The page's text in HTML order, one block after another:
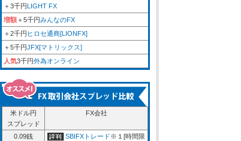
＋3千円LIGHT FX
増額＋5千円みんなのFX
＋2千円 ヒロセ通商[LIONFX]
＋5千円JFX[マトリックス]
人気3千円外為オンライン
米ドル円
スプレッド
FX会社
0.09銭
SBIFXトレード※１[時間限